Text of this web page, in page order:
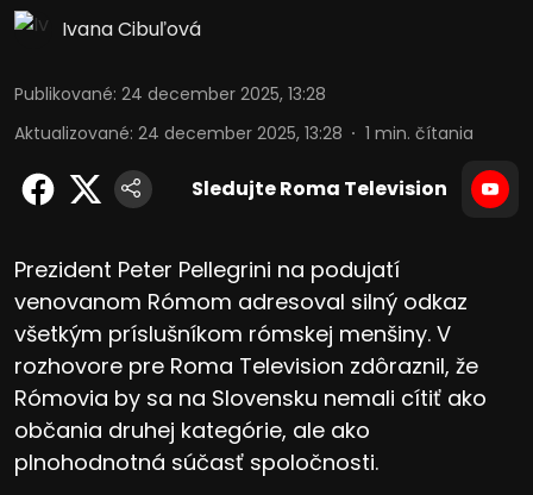
Ivana Cibuľová
Publikované: 24 december 2025, 13:28
Aktualizované: 24 december 2025, 13:28 1 min. čítania
Sledujte Roma Television
Prezident Peter Pellegrini na podujatí
venovanom Rómom adresoval silný odkaz
všetkým príslušníkom rómskej menšiny. V
rozhovore pre Roma Television zdôraznil, že
Rómovia by sa na Slovensku nemali cítiť ako
občania druhej kategórie, ale ako
plnohodnotná súčasť spoločnosti.